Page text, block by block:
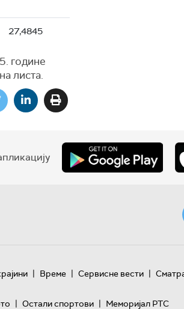
27,4845
године
листа.
| Време | Сервисне вести |
| Остали спортови | Меморијал РТС